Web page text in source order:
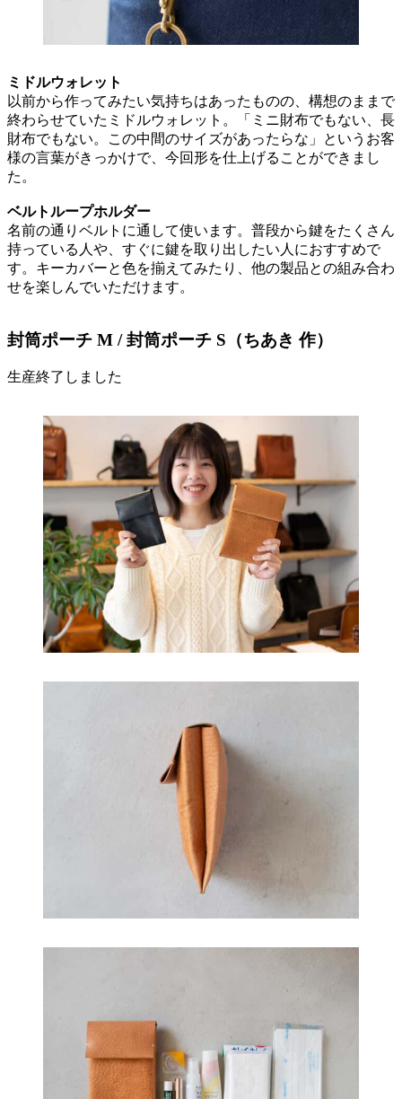
ミドルウォレット
以前から作ってみたい気持ちはあったものの、構想のままで
終わらせていたミドルウォレット。「ミニ財布でもない、長
財布でもない。この中間のサイズがあったらな」というお客
様の言葉がきっかけで、今回形を仕上げることができまし
た。
ベルトループホルダー
名前の通りベルトに通して使います。普段から鍵をたくさん
持っている人や、すぐに鍵を取り出したい人におすすめで
す。キーカバーと色を揃えてみたり、他の製品との組み合わ
せを楽しんでいただけます。
封筒ポーチ M / 封筒ポーチ S（ちあき 作）
生産終了しました